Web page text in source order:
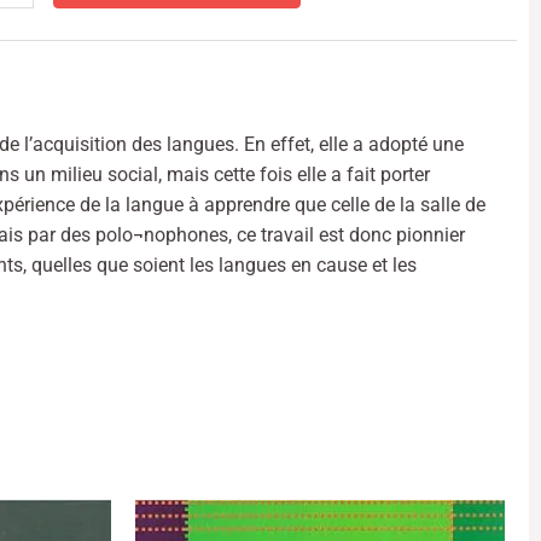
l’acquisition des langues. En effet, elle a adopté une
un milieu social, mais cette fois elle a fait porter
de la langue à apprendre que celle de la salle de
par des polo¬nophones, ce travail est donc pionnier
quelles que soient les langues en cause et les